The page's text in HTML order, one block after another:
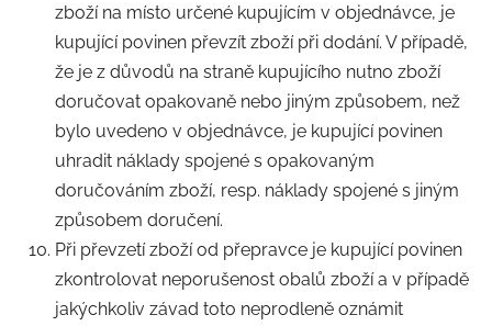
zboží na místo určené kupujícím v objednávce, je
kupující povinen převzít zboží při dodání. V případě,
že je z důvodů na straně kupujícího nutno zboží
doručovat opakovaně nebo jiným způsobem, než
bylo uvedeno v objednávce, je kupující povinen
uhradit náklady spojené s opakovaným
doručováním zboží, resp. náklady spojené s jiným
způsobem doručení.
Při převzetí zboží od přepravce je kupující povinen
zkontrolovat neporušenost obalů zboží a v případě
jakýchkoliv závad toto neprodleně oznámit